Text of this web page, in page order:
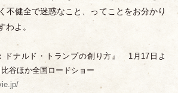
不健全で迷惑なこと、ってことをお分かり
わよ。
ドナルド ・
トランプの創り方』 1月17日よ
谷ほか全国ロードショー